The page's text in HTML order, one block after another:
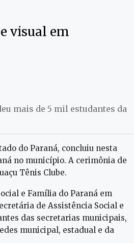
visual em
mais de 5 mil estudantes da
do Paraná, concluiu nesta
no município. A cerimônia de
Tênis Clube.
e Família do Paraná em
de Assistência Social e
das secretarias municipais,
municipal, estadual e da